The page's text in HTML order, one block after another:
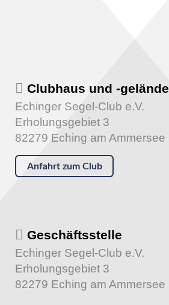
Clubhaus und -gelände
Echinger Segel-Club e.V.
Erholungsgebiet 3
82279 Eching am Ammersee
Anfahrt zum Club
Geschäftsstelle
Echinger Segel-Club e.V.
Erholungsgebiet 3
82279 Eching am Ammersee